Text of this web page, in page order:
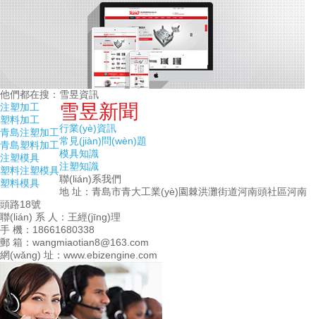
他們都在搜：
注塑加工
塑料加工
青島注塑加工
青島塑料加工
注塑模具
塑料注塑模具
塑料模具
雪昱資訊
雪昱新聞
行業(yè)資訊
常見(jiàn)問(wèn)題
模具知識
注塑知識
聯(lián)系我們
地 址：青島市青大工業(yè)園棘洪灘街道河南頭社區河南
頭路18號
聯(lián) 系 人：王經(jīng)理
手 機：18661680338
郵 箱：wangmiaotian8@163.com
網(wǎng) 址：www.ebizengine.com